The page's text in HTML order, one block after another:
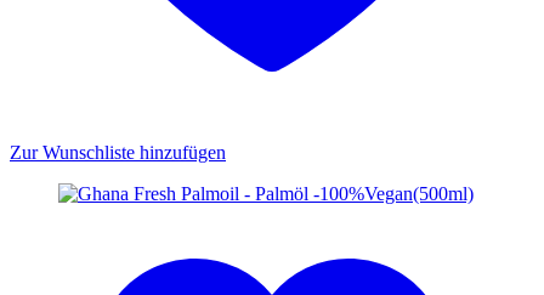
Zur Wunschliste hinzufügen